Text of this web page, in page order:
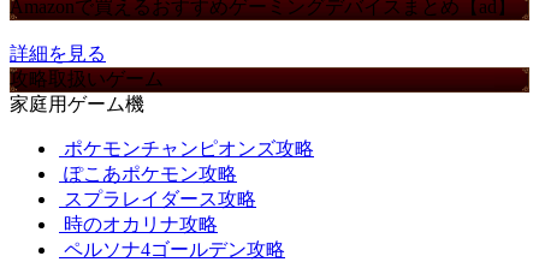
Amazonで買えるおすすめゲーミングデバイスまとめ【ad】
詳細を見る
攻略取扱いゲーム
家庭用ゲーム機
ポケモンチャンピオンズ攻略
ぽこあポケモン攻略
スプラレイダース攻略
時のオカリナ攻略
ペルソナ4ゴールデン攻略